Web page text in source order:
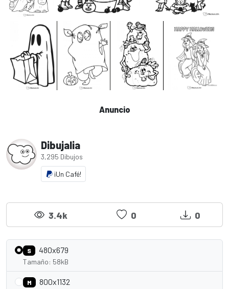
Anuncio
Dibujalia
3,295 Dibujos
¡Un Café!
3.4k 0 0
S 480x679
Tamaño: 58kB
M 800x1132